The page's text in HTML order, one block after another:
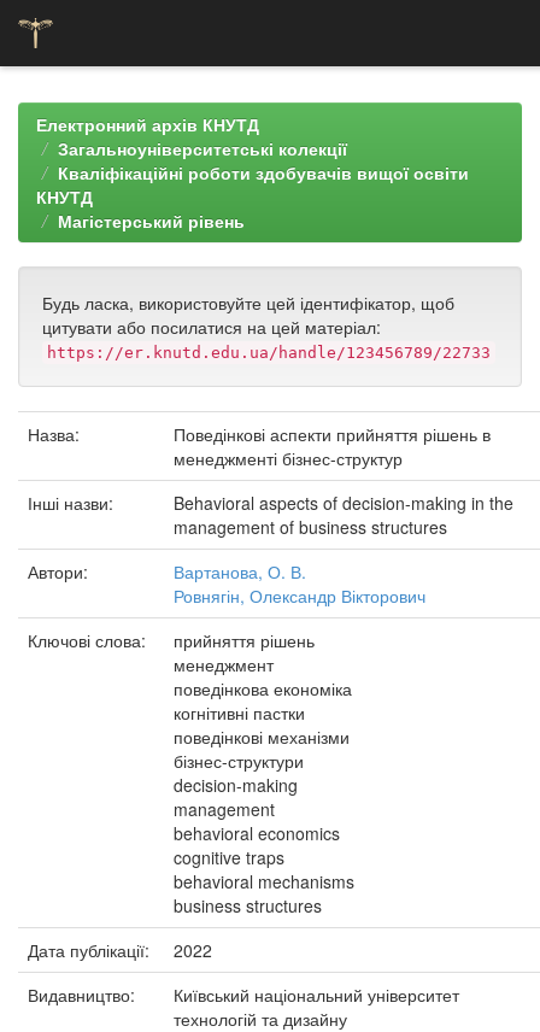
navigationЕлектронний архів КНУТД
Загальноуніверситетські колекції
Кваліфікаційні роботи здобувачів вищої освіти
КНУТД
Магістерський рівень
Будь ласка, використовуйте цей ідентифікатор, щоб
цитувати або посилатися на цей матеріал:
https://er.knutd.edu.ua/handle/123456789/22733
Назва:
Поведінкові аспекти прийняття рішень в
менеджменті бізнес-структур
Інші назви:
Behavioral aspects of decision-making in the
management of business structures
Автори:
Вартанова, О. В.
Ровнягін, Олександр Вікторович
Ключові слова:
прийняття рішень
менеджмент
поведінкова економіка
когнітивні пастки
поведінкові механізми
бізнес-структури
decision-making
management
behavioral economics
cognitive traps
behavioral mechanisms
business structures
Дата публікації:
2022
Видавництво:
Київський національний університет
технологій та дизайну